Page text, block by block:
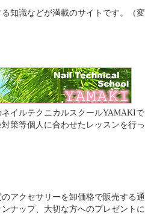
知識などが満載のサイトです。（変
イルテクニカルスクールYAMAKIで
策等個人に合わせたレッスンを行っ
アクセサリーを卸価格で販売する通
ナップ、大切な方へのプレゼントに